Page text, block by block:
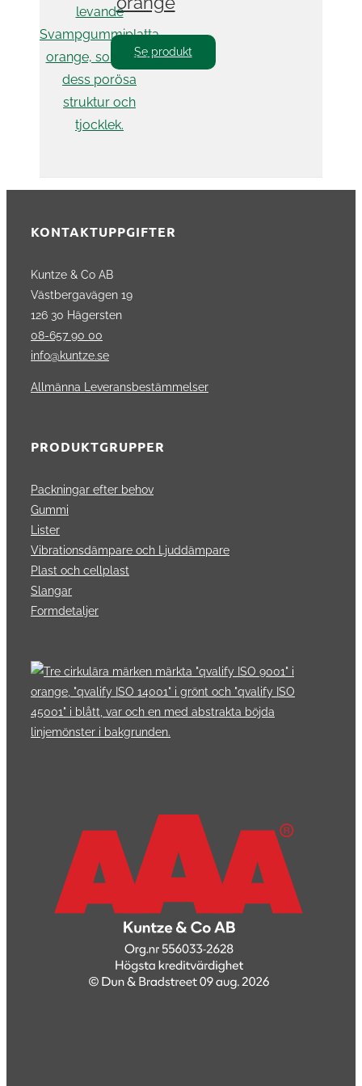
Se produkt
KONTAKTUPPGIFTER
Kuntze & Co AB
Västbergavägen 19
126 30 Hägersten
08-657 90 00
info@kuntze.se
Allmänna Leveransbestämmelser
PRODUKTGRUPPER
Packningar efter behov
Gummi
Lister
Vibrationsdämpare och Ljuddämpare
Plast och cellplast
Slangar
Formdetaljer